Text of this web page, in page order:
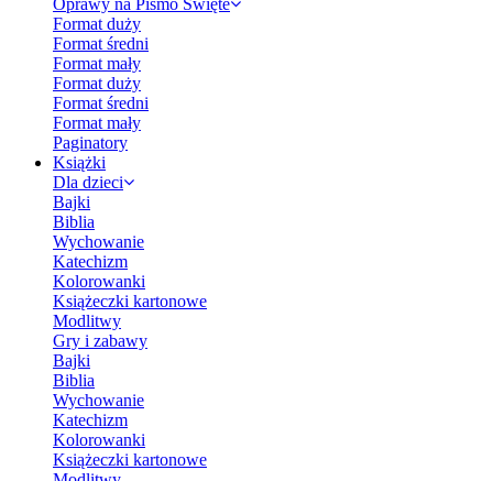
Oprawy na Pismo Święte
Format duży
Format średni
Format mały
Format duży
Format średni
Format mały
Paginatory
Książki
Dla dzieci
Bajki
Biblia
Wychowanie
Katechizm
Kolorowanki
Książeczki kartonowe
Modlitwy
Gry i zabawy
Bajki
Biblia
Wychowanie
Katechizm
Kolorowanki
Książeczki kartonowe